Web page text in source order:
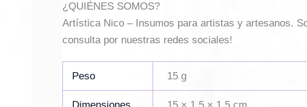
¿QUIÉNES SOMOS?
Artística Nico – Insumos para artistas y artesanos.
consulta por nuestras redes sociales!
Peso 15 g